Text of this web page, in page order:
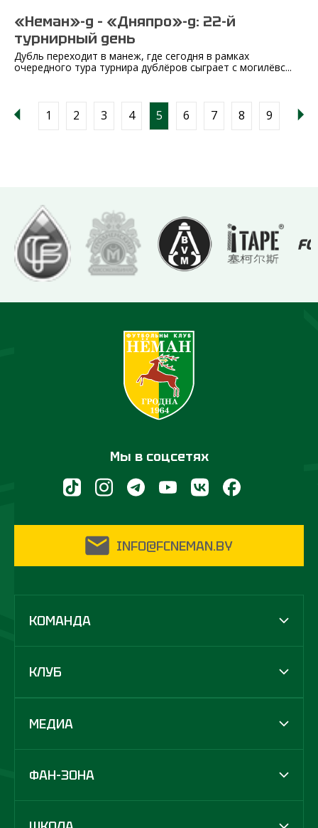
«Неман»-д – «Дняпро»-д: 22-й
турнирный день
Дубль переходит в манеж, где сегодня в рамках
очередного тура турнира дублёров сыграет с могилёвс...
1 2 3 4 5 6 7 8 9
Мы в соцсетях
INFO@FCNEMAN.BY
КОМАНДА
КЛУБ
МЕДИА
ФАН-ЗОНА